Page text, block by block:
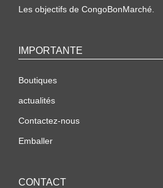
Les objectifs de CongoBonMarché.
IMPORTANTE
Boutiques
actualités
Contactez-nous
Emballer
CONTACT